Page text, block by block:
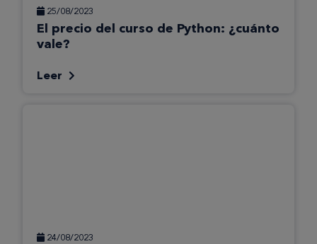
25/08/2023
El precio del curso de Python: ¿cuánto
vale?
Leer
24/08/2023